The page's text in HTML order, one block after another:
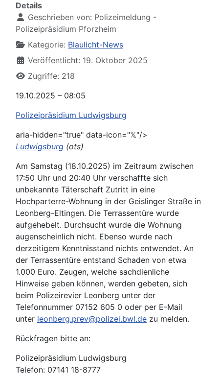
Details
Geschrieben von: Polizeimeldung -
Polizeipräsidium Pforzheim
Kategorie: Blaulicht-News
Veröffentlicht: 19. Oktober 2025
Zugriffe: 218
19.10.2025 – 08:05
Polizeipräsidium Ludwigsburg
aria-hidden="true" data-icon="𝕏"/>
Ludwigsburg (ots)
Am Samstag (18.10.2025) im Zeitraum zwischen
17:50 Uhr und 20:40 Uhr verschaffte sich
unbekannte Täterschaft Zutritt in eine
Hochparterre-Wohnung in der Geislinger Straße in
Leonberg-Eltingen. Die Terrassentüre wurde
aufgehebelt. Durchsucht wurde die Wohnung
augenscheinlich nicht. Ebenso wurde nach
derzeitigem Kenntnisstand nichts entwendet. An
der Terrassentüre entstand Schaden von etwa
1.000 Euro. Zeugen, welche sachdienliche
Hinweise geben können, werden gebeten, sich
beim Polizeirevier Leonberg unter der
Telefonnummer 07152 605 0 oder per E-Mail
unter leonberg.prev@polizei.bwl.de zu melden.
Rückfragen bitte an:
Polizeipräsidium Ludwigsburg
Telefon: 07141 18-8777